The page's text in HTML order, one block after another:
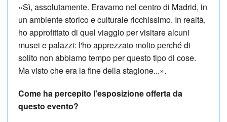
«Sì, assolutamente. Eravamo nel centro di Madrid, in
un ambiente storico e culturale ricchissimo. In realtà,
ho approfittato di quel viaggio per visitare alcuni
musei e palazzi: l'ho apprezzato molto perché di
solito non abbiamo tempo per questo tipo di cose.
Ma visto che era la fine della stagione...».
Come ha percepito l'esposizione offerta da
questo evento?